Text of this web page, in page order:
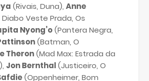
(Rivais, Duna), Anne
Diabo Veste Prada, Os
Nyong’o(Pantera Negra,
(Batman, O
Theron(Mad Max: Estrada da
Jon Bernthal(Justiceiro, O
(Oppenheimer, Bom